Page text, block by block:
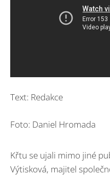
Text: Redakce
Foto: Daniel Hromada
Křtu se ujali mimo jiné
Výtisková, majitel